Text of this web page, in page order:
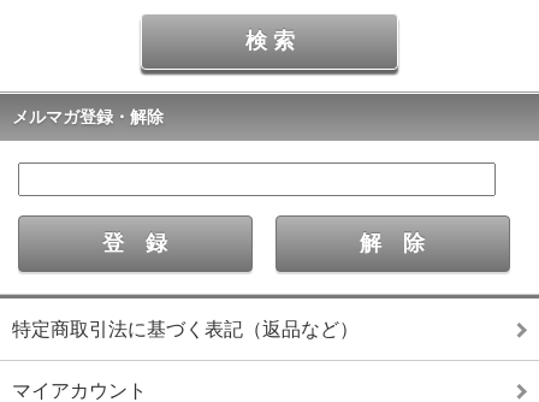
メルマガ登録・解除
特定商取引法に基づく表記（返品など）
マイアカウント